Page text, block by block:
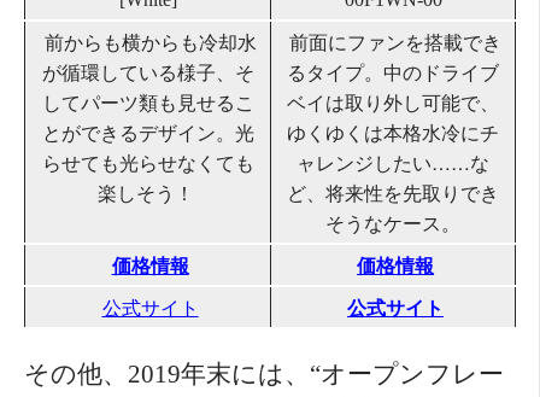
前からも横からも冷却水
が循環している様子、そ
してパーツ類も見せるこ
とができるデザイン。光
らせても光らせなくても
楽しそう！
前面にファンを搭載でき
るタイプ。中のドライブ
ベイは取り外し可能で、
ゆくゆくは本格水冷にチ
ャレンジしたい……な
ど、将来性を先取りでき
そうなケース。
価格情報
価格情報
公式サイト
公式サイト
その他、2019年末には、“オープンフレー